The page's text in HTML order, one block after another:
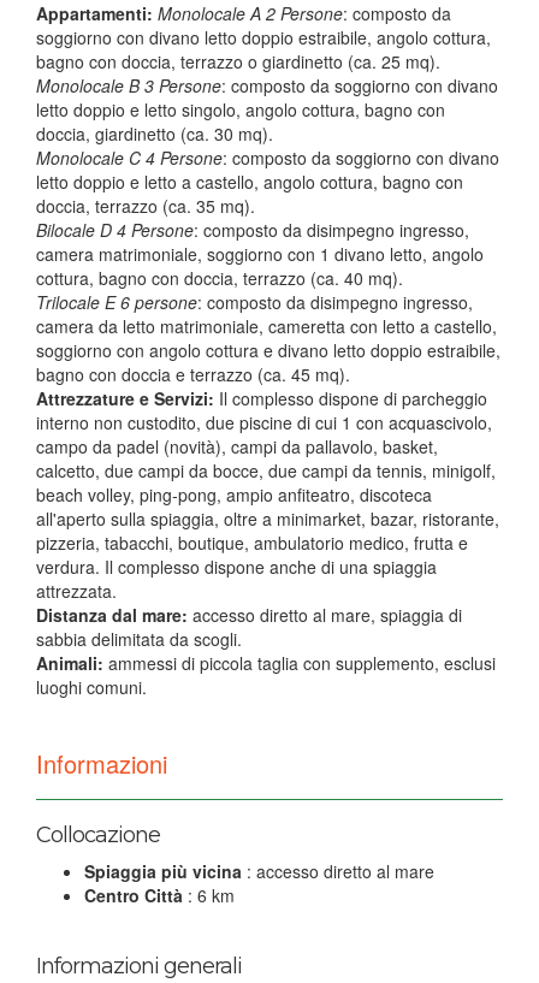
Appartamenti: Monolocale A 2 Persone: composto da
soggiorno con divano letto doppio estraibile, angolo cottura,
bagno con doccia, terrazzo o giardinetto (ca. 25 mq).
Monolocale B 3 Persone: composto da soggiorno con divano
letto doppio e letto singolo, angolo cottura, bagno con
doccia, giardinetto (ca. 30 mq).
Monolocale C 4 Persone: composto da soggiorno con divano
letto doppio e letto a castello, angolo cottura, bagno con
doccia, terrazzo (ca. 35 mq).
Bilocale D 4 Persone: composto da disimpegno ingresso,
camera matrimoniale, soggiorno con 1 divano letto, angolo
cottura, bagno con doccia, terrazzo (ca. 40 mq).
Trilocale E 6 persone: composto da disimpegno ingresso,
camera da letto matrimoniale, cameretta con letto a castello,
soggiorno con angolo cottura e divano letto doppio estraibile,
bagno con doccia e terrazzo (ca. 45 mq).
Attrezzature e Servizi: Il complesso dispone di parcheggio
interno non custodito, due piscine di cui 1 con acquascivolo,
campo da padel (novità), campi da pallavolo, basket,
calcetto, due campi da bocce, due campi da tennis, minigolf,
beach volley, ping-pong, ampio anfiteatro, discoteca
all'aperto sulla spiaggia, oltre a minimarket, bazar, ristorante,
pizzeria, tabacchi, boutique, ambulatorio medico, frutta e
verdura. Il complesso dispone anche di una spiaggia
attrezzata.
Distanza dal mare: accesso diretto al mare, spiaggia di
sabbia delimitata da scogli.
Animali: ammessi di piccola taglia con supplemento, esclusi
luoghi comuni.
Informazioni
Collocazione
Spiaggia più vicina : accesso diretto al mare
Centro Città : 6 km
Informazioni generali